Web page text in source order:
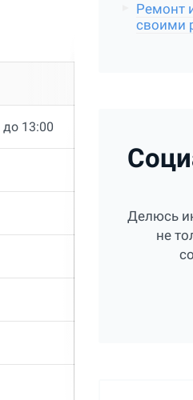
до 13:00
Ремонт
своими
Делюсь
не